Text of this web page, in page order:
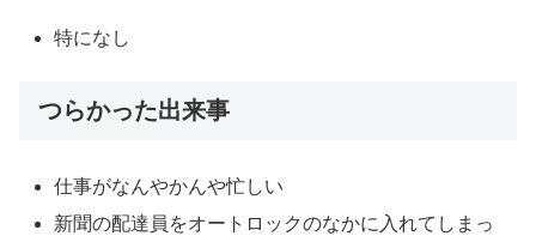
特になし
つらかった出来事
仕事がなんやかんや忙しい
新聞の配達員をオートロックのなかに入れてしまっ